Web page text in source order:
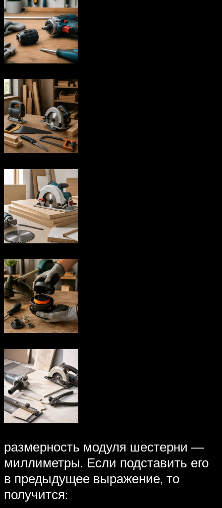
размерность модуля шестерни —
миллиметры. Если подставить его
в предыдущее выражение, то
получится: